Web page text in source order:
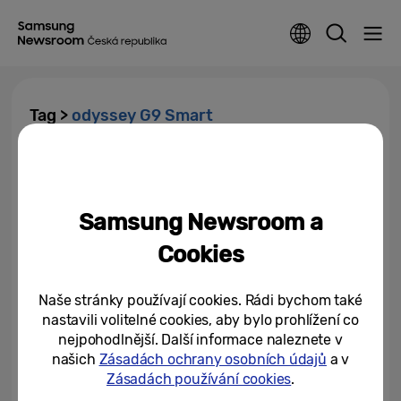
Tag > odyssey G9 Smart
19/12/2024
Samsung Newsroom a
Cookies
Naše stránky používají cookies. Rádi bychom také
nastavili volitelné cookies, aby bylo prohlížení co
nejpohodlnější. Další informace naleznete v
našich Zásadách ochrany osobních údajů a v
Zásadách používání cookies.